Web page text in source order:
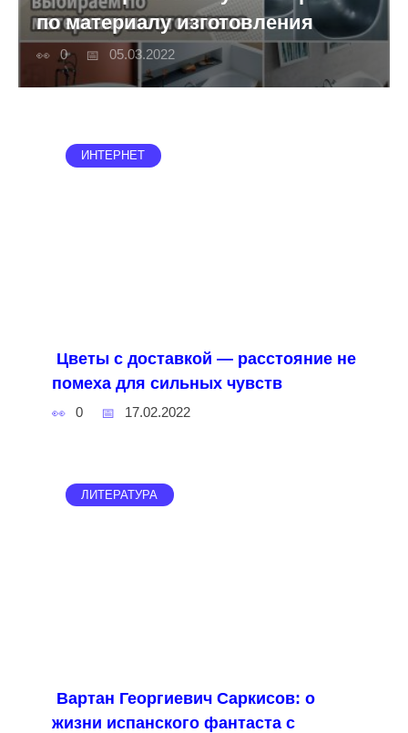
по материалу изготовления
0 05.03.2022
ИНТЕРНЕТ
Цветы с доставкой — расстояние не
помеха для сильных чувств
0 17.02.2022
ЛИТЕРАТУРА
Вартан Георгиевич Саркисов: о
жизни испанского фантаста с